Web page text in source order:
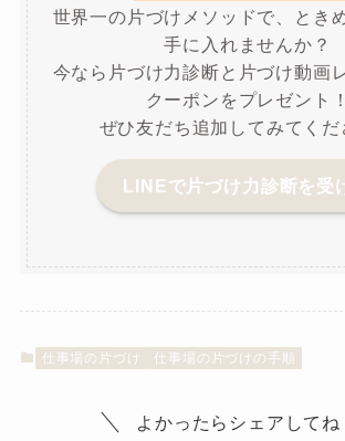
世界一の片づけメソッドで、とき
手に入れませんか？
今なら片づけ力診断と片づけ動画
クーポンをプレゼント！
ぜひ友だち追加してみてくだ
LINEで片づけ力診断を受
仕事場の片づけ 仕事場の片づけの手順
よかったらシェアしてね